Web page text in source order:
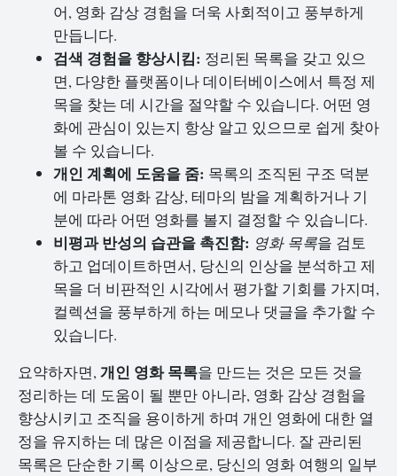
어, 영화 감상 경험을 더욱 사회적이고 풍부하게
만듭니다.
검색 경험을 향상시킴: 정리된 목록을 갖고 있으
면, 다양한 플랫폼이나 데이터베이스에서 특정 제
목을 찾는 데 시간을 절약할 수 있습니다. 어떤 영
화에 관심이 있는지 항상 알고 있으므로 쉽게 찾아
볼 수 있습니다.
개인 계획에 도움을 줌: 목록의 조직된 구조 덕분
에 마라톤 영화 감상, 테마의 밤을 계획하거나 기
분에 따라 어떤 영화를 볼지 결정할 수 있습니다.
비평과 반성의 습관을 촉진함: 영화 목록을 검토
하고 업데이트하면서, 당신의 인상을 분석하고 제
목을 더 비판적인 시각에서 평가할 기회를 가지며,
컬렉션을 풍부하게 하는 메모나 댓글을 추가할 수
있습니다.
요약하자면,개인 영화 목록을 만드는 것은 모든 것을
정리하는 데 도움이 될 뿐만 아니라, 영화 감상 경험을
향상시키고 조직을 용이하게 하며 개인 영화에 대한 열
정을 유지하는 데 많은 이점을 제공합니다. 잘 관리된
목록은 단순한 기록 이상으로, 당신의 영화 여행의 일부